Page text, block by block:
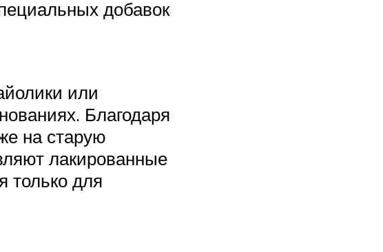
добавок
или
Благодаря
на старую
лакированные
только для